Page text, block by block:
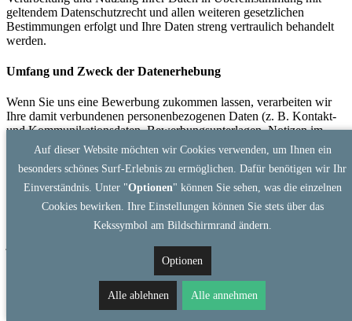
geltendem Datenschutzrecht und allen weiteren gesetzlichen
Bestimmungen erfolgt und Ihre Daten streng vertraulich behandelt
werden.
Umfang und Zweck der Datenerhebung
Wenn Sie uns eine Bewerbung zukommen lassen, verarbeiten wir
Ihre damit verbundenen personenbezogenen Daten (z. B. Kontakt-
und Kommunikationsdaten, Bewerbungsunterlagen, Notizen im
Rahmen von Bewerbungsgesprächen etc.), soweit dies zur
Beschäftigungsverhältnisses erforderlich ist. Rechtsgrundlage hierfür
ist § 26 BDSG nach deutschem Recht (Anbahnung eines
Beschäftigungsverhältnisses), Art. 6 Abs. 1 lit. b DSGVO
(allgemeine Vertragsanbahnung) und – sofern Sie eine Einwilligung
erteilt haben – Art. 6 Abs. 1 lit. a DSGVO. Die Einwilligung ist
jederzeit widerrufbar. Ihre personenbezogenen Daten werden
innerhalb unseres Unternehmens ausschließlich an Personen
weitergegeben, die an der Bearbeitung Ihrer Bewerbung beteiligt
Sofern die Bewerbung erfolgreich ist, werden die von Ihnen
Auf dieser Website möchten wir Cookies verwenden, um Ihnen ein
besonders schönes Surf-Erlebnis zu ermöglichen. Dafür benötigen wir Ihr
Einverständnis. Unter "Optionen" können Sie sehen, was die einzelnen
Cookies bewirken. Ihre Einstellungen können Sie stets über das
Kekssymbol am Bildschirmrand ändern.
Optionen
Alle ablehnen Alle annehmen